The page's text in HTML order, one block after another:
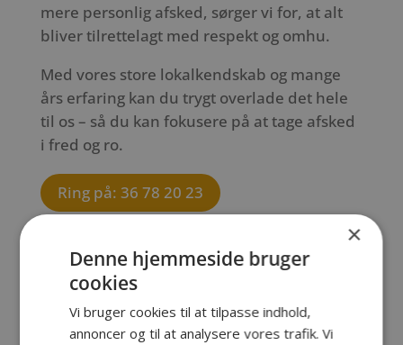
mere personlig afsked, sørger vi for, at alt
bliver tilrettelagt med respekt og omhu.
Med vores store lokalkendskab og mange
års erfaring kan du trygt overlade det hele
til os – så du kan fokusere på at tage afsked
i fred og ro.
Ring på: 36 78 20 23
×
Denne hjemmeside bruger
cookies
Vi bruger cookies til at tilpasse indhold,
annoncer og til at analysere vores trafik. Vi